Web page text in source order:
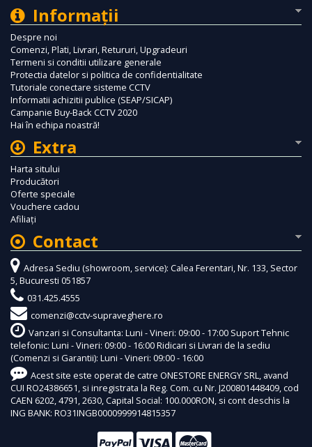
Informaţii
Despre noi
Comenzi, Plati, Livrari, Retururi, Upgradeuri
Termeni si conditii utilizare generale
Protectia datelor si politica de confidentialitate
Tutoriale conectare sisteme CCTV
Informatii achizitii publice (SEAP/SICAP)
Campanie Buy-Back CCTV 2020
Hai în echipa noastră!
Extra
Harta sitului
Producători
Oferte speciale
Vouchere cadou
Afiliaţi
Contact
Adresa Sediu (showroom, service): Calea Ferentari, Nr. 133, Sector
5, Bucuresti 051857
031.425.4555
comenzi@cctv-supraveghere.ro
Vanzari si Consultanta: Luni - Vineri: 09:00 - 17:00 Suport Tehnic
telefonic: Luni - Vineri: 09:00 - 16:00 Ridicari si Livrari de la sediu
(Comenzi si Garantii): Luni - Vineri: 09:00 - 16:00
Acest site este operat de catre ONESTORE ENERGY SRL, avand
CUI RO24386651, si inregistrata la Reg. Com. cu Nr. J200801448409, cod
CAEN 6202, 4791, 2630, Capital Social: 100.000RON, si cont deschis la
ING BANK: RO31INGB0000999914815357